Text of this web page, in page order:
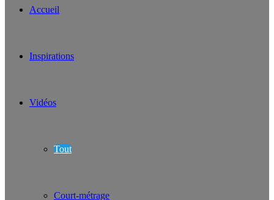
Accueil
Inspirations
Vidéos
Tout
Court-métrage